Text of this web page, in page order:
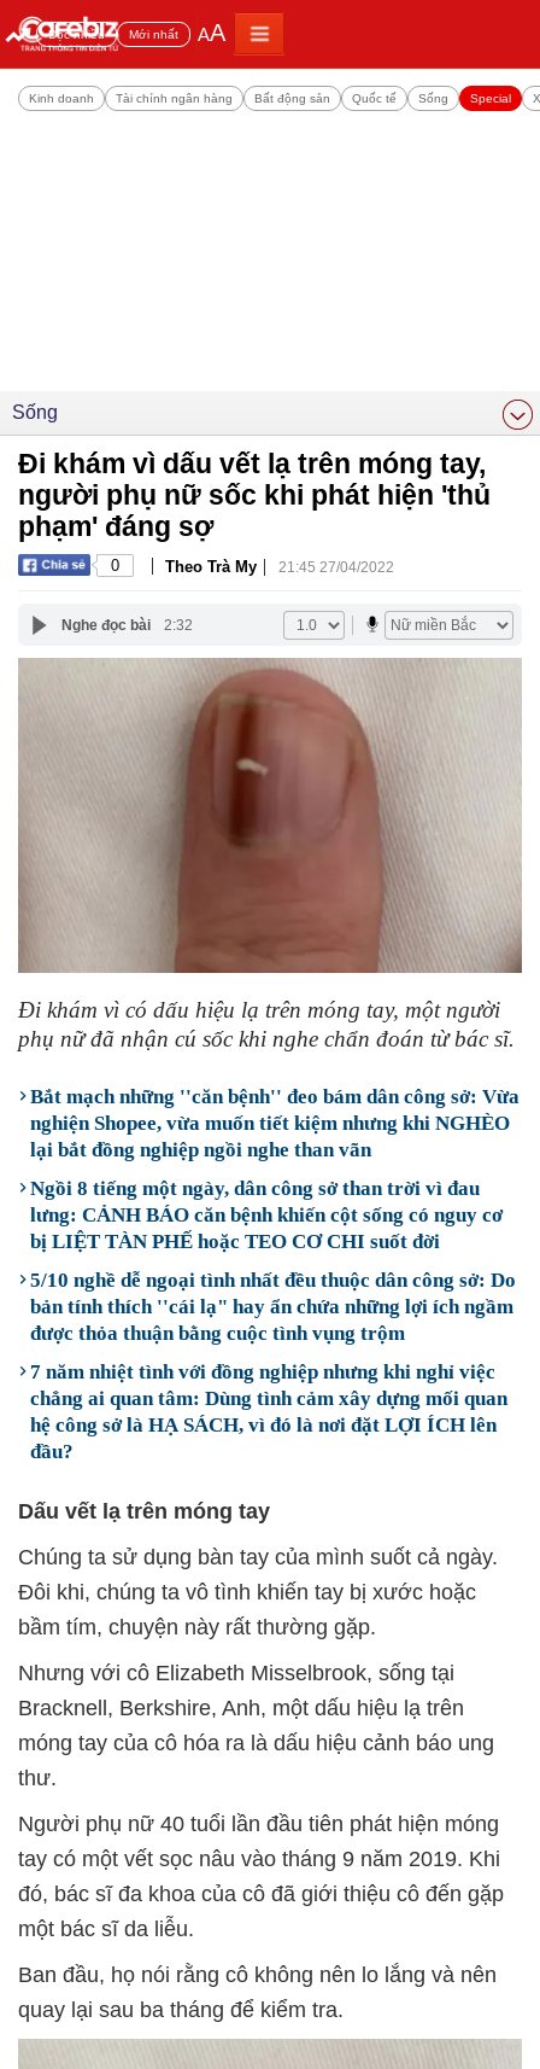
Đọc nhiều Mới nhất AA
Kinh doanh Tài chính ngân hàng Bất động sản Quốc tế Sống Special
Sống
Đi khám vì dấu vết lạ trên móng tay,
người phụ nữ sốc khi phát hiện 'thủ
phạm' đáng sợ
0 | Theo Trà My | 21:45 27/04/2022
Nghe đọc bài 2:32
Đi khám vì có dấu hiệu lạ trên móng tay, một người
phụ nữ đã nhận cú sốc khi nghe chẩn đoán từ bác sĩ.
Bắt mạch những ''căn bệnh'' đeo bám dân công sở: Vừa
nghiện Shopee, vừa muốn tiết kiệm nhưng khi NGHÈO
lại bắt đồng nghiệp ngồi nghe than vãn
Ngồi 8 tiếng một ngày, dân công sở than trời vì đau
lưng: CẢNH BÁO căn bệnh khiến cột sống có nguy cơ
bị LIỆT TÀN PHẾ hoặc TEO CƠ CHI suốt đời
5/10 nghề dễ ngoại tình nhất đều thuộc dân công sở: Do
bản tính thích ''cái lạ" hay ẩn chứa những lợi ích ngầm
được thỏa thuận bằng cuộc tình vụng trộm
7 năm nhiệt tình với đồng nghiệp nhưng khi nghỉ việc
chẳng ai quan tâm: Dùng tình cảm xây dựng mối quan
hệ công sở là HẠ SÁCH, vì đó là nơi đặt LỢI ÍCH lên
đầu?
Dấu vết lạ trên móng tay
Chúng ta sử dụng bàn tay của mình suốt cả ngày.
Đôi khi, chúng ta vô tình khiến tay bị xước hoặc
bầm tím, chuyện này rất thường gặp.
Nhưng với cô Elizabeth Misselbrook, sống tại
Bracknell, Berkshire, Anh, một dấu hiệu lạ trên
móng tay của cô hóa ra là dấu hiệu cảnh báo ung
thư.
Người phụ nữ 40 tuổi lần đầu tiên phát hiện móng
tay có một vết sọc nâu vào tháng 9 năm 2019. Khi
đó, bác sĩ đa khoa của cô đã giới thiệu cô đến gặp
một bác sĩ da liễu.
Ban đầu, họ nói rằng cô không nên lo lắng và nên
quay lại sau ba tháng để kiểm tra.